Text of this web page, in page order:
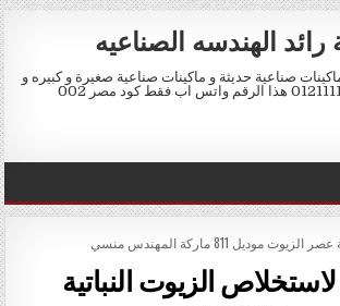
الهندسه الصناعيه
صناعية حديثة و ماكينات صناعية صغيرة و كبيره و
موديل 811 ماركة المهندس منسي
الزيوت النباتية